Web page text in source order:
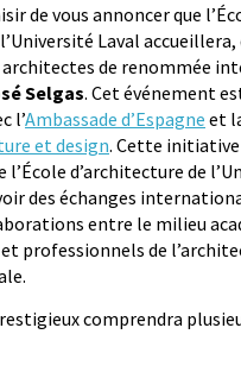
de vous annoncer que
Laval accueillera,
architectes de renommée
Selgas. Cet événement
l’Ambassade d’Espagne et
et design. Cette initiative
l’École d’architecture de
des échanges
entre le milieu
professionnels de
comprendra